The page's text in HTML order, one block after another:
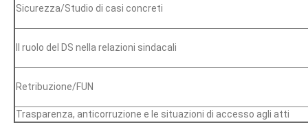
Sicurezza/Studio di casi concreti
Il ruolo del DS nella relazioni sindacali
Retribuzione/FUN
Trasparenza, anticorruzione e le situazioni di accesso agli atti